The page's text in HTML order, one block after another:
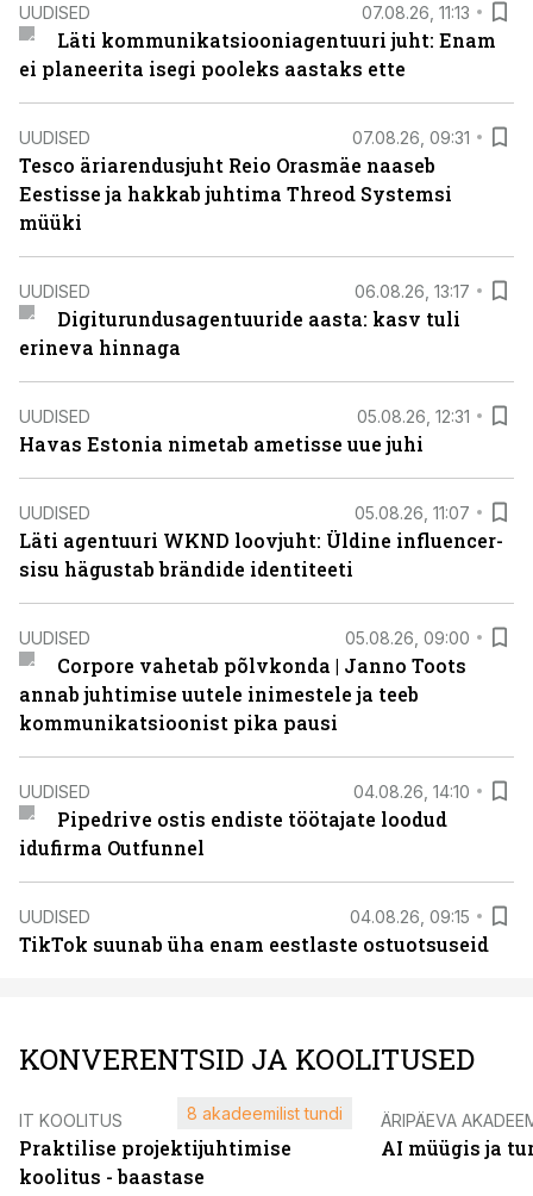
UUDISED 07.08.26, 11:13
Läti kommunikatsiooniagentuuri juht: Enam
ei planeerita isegi pooleks aastaks ette
UUDISED 07.08.26, 09:31
Tesco äriarendusjuht Reio Orasmäe naaseb
Eestisse ja hakkab juhtima Threod Systemsi
müüki
UUDISED 06.08.26, 13:17
Digiturundusagentuuride aasta: kasv tuli
erineva hinnaga
UUDISED 05.08.26, 12:31
Havas Estonia nimetab ametisse uue juhi
UUDISED 05.08.26, 11:07
Läti agentuuri WKND loovjuht: Üldine influencer-
sisu hägustab brändide identiteeti
UUDISED 05.08.26, 09:00
Corpore vahetab põlvkonda | Janno Toots
annab juhtimise uutele inimestele ja teeb
kommunikatsioonist pika pausi
UUDISED 04.08.26, 14:10
Pipedrive ostis endiste töötajate loodud
idufirma Outfunnel
UUDISED 04.08.26, 09:15
TikTok suunab üha enam eestlaste ostuotsuseid
KONVERENTSID JA KOOLITUSED
IT KOOLITUS
Praktilise projektijuhtimise
koolitus - baastase
8 akadeemilist tundi ÄRIPÄEVA
AI müügis ja